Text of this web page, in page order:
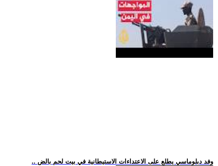
.. وفد دبلوماسي يطلع على الاعتداءات الاستيطانية في بيت لحم بالض